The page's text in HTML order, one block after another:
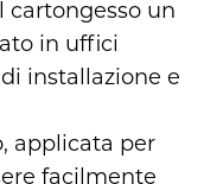
cartongesso un
in uffici
installazione e
applicata per
facilmente